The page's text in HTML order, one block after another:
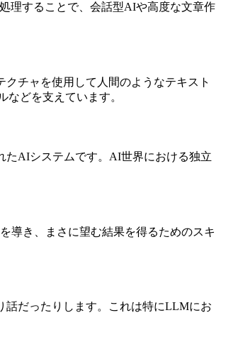
理することで、会話型AIや高度な文章作
チャを使用して人間のようなテキスト
どを支えています。
たAIシステムです。AI世界における独立
導き、まさに望む結果を得るためのスキ
話だったりします。これは特にLLMにお